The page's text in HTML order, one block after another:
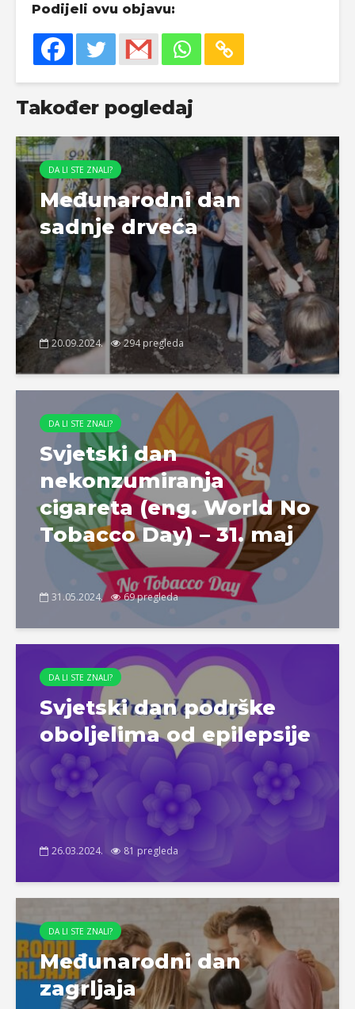
Podijeli ovu objavu:
Također pogledaj
DA LI STE ZNALI?
Međunarodni dan
sadnje drveća
20.09.2024. 294 pregleda
DA LI STE ZNALI?
Svjetski dan
nekonzumiranja
cigareta (eng. World No
Tobacco Day) – 31. maj
31.05.2024. 69 pregleda
DA LI STE ZNALI?
Svjetski dan podrške
oboljelima od epilepsije
26.03.2024. 81 pregleda
DA LI STE ZNALI?
Međunarodni dan
zagrljaja